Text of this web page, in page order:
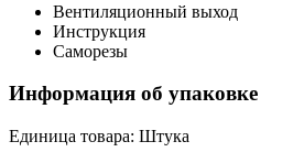
Вентиляционный выход
Инструкция
Саморезы
Информация об упаковке
Единица товара: Штука